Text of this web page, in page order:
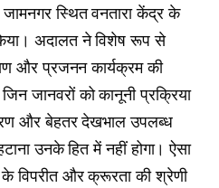
स्थित वनतारा केंद्र के
अदालत ने विशेष रूप से
और प्रजनन कार्यक्रम की
जानवरों को कानूनी प्रक्रिया
और बेहतर देखभाल उपलब्ध
उनके हित में नहीं होगा। ऐसा
विपरीत और क्रूरता की श्रेणी